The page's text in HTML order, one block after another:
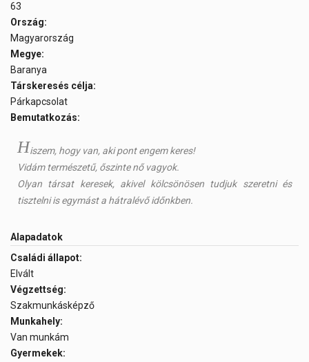
63
Ország:
Magyarország
Megye:
Baranya
Társkeresés célja:
Párkapcsolat
Bemutatkozás:
Hiszem, hogy van, aki pont engem keres!
Vidám természetű, őszinte nő vagyok.
Olyan társat keresek, akivel kölcsönösen tudjuk szeretni és
tisztelni is egymást a hátralévő időnkben.
Alapadatok
Családi állapot:
Elvált
Végzettség:
Szakmunkásképző
Munkahely:
Van munkám
Gyermekek: